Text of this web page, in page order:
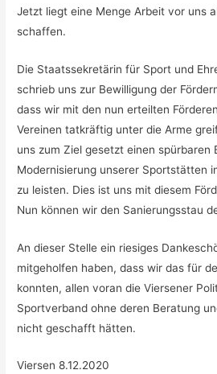
Jetzt liegt eine Menge Arbeit vor uns
schaffen.
Die Staatssekretärin für Sport und
schrieb uns zur Bewilligung der
dass wir mit den nun erteilten
Vereinen tatkräftig unter die Arme
uns zum Ziel gesetzt einen spürbaren
Modernisierung unserer Sportstätten
zu leisten. Dies ist uns mit diesem
Nun können wir den Sanierungsstau
An dieser Stelle ein riesiges
mitgeholfen haben, dass wir das für
konnten, allen voran die Viersener
Sportverband ohne deren Beratung
nicht geschafft hätten.
Viersen 8.12.2020